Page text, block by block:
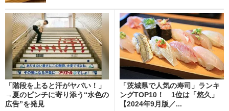
「階段を上ると汗がヤバい！」
→夏のピンチに寄り添う“水色の
広告”を発見
「茨城県で人気の寿司」ランキ
ングTOP10！ 1位は「悠久」
【2024年9月版／...